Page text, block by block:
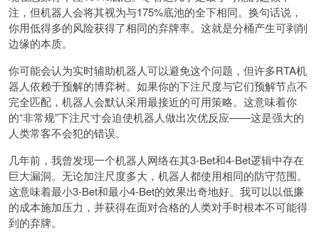
注，但机器人会将其视为与175%底池的全下相同。换句话说，
你用低得多的风险获得了相同的弃牌率。这就是分桶产生可剥削
边缘的本质。
你可能会认为实时辅助机器人可以避免这个问题，但许多RTA机
器人依赖于预解的博弈树。如果你的下注尺度与它们预解节点不
完全匹配，机器人会默认采用最接近的可用策略。这意味着你
的“非常规”下注尺寸会迫使机器人做出次优反应——这是强大的
人类常客不会犯的错误。
几年前，我曾发现一个机器人网络在其3-Bet和4-Bet逻辑中存在
巨大漏洞。无论加注尺度多大，机器人都使用相同的防守范围。
这意味着最小3-Bet和最小4-Bet的效果出奇地好。我可以以低廉
的成本施加压力，并获得在面对合格的人类对手时根本不可能得
到的弃牌。